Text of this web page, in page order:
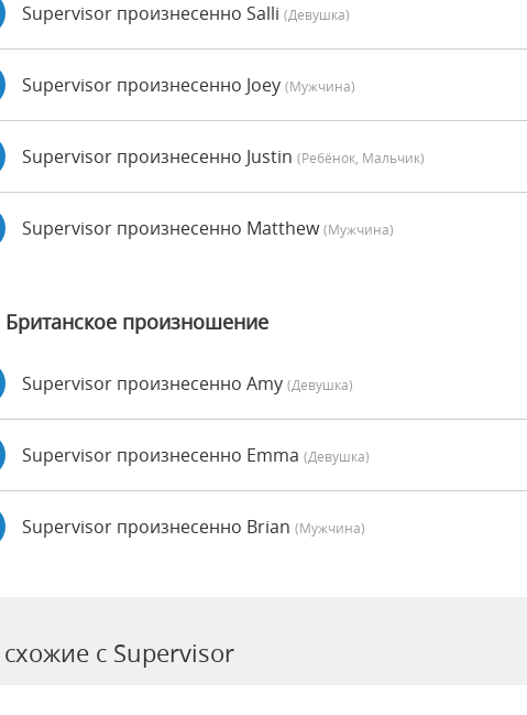
Supervisor произнесенно Salli (девушка)
Supervisor произнесенно Joey (мужчина)
Supervisor произнесенно Justin (Ребёнок, Мальчик)
Supervisor произнесенно Matthew(мужчина)
Британское произношение
Supervisor произнесенно Amy (девушка)
Supervisor произнесенно Emma (девушка)
Supervisor произнесенно Brian (мужчина)
с Supervisor